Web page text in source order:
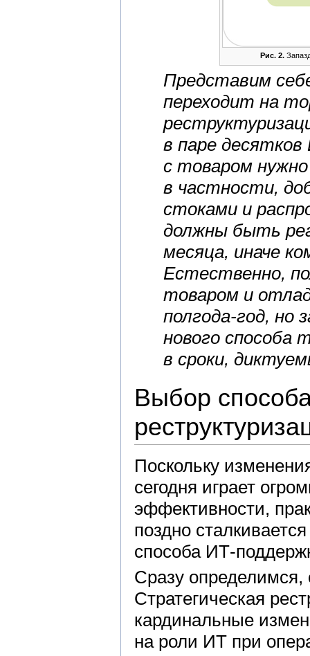
Рис. 2.
Представим
переходит на
в паре
с товаром
в частности,
стоками и
должны быть
месяца, иначе
Естественно,
товаром и
полгода-год, но
нового способа
в сроки,
Выбор
Поскольку
сегодня играет
эффективности,
поздно
способа ИТ-
Сразу определимся,
Стратегическая
кардинальные
на роли ИТ при